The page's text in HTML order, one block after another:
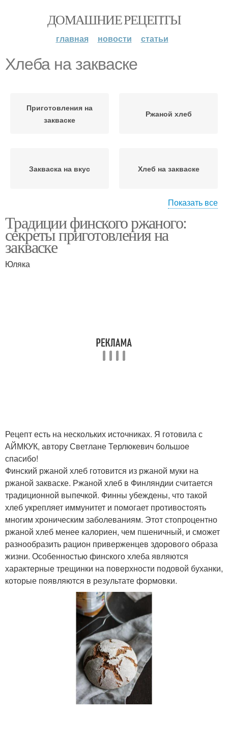
ДОМАШНИЕ РЕЦЕПТЫ
главная новости статьи
Хлеба на закваске
Приготовления на
закваске
Ржаной хлеб
Закваска на вкус Хлеб на закваске
Домашний хлеб Тест для ржаного хлеба
Закваски для
приготовления
Хлеба на ржаной
закваске
Закваска для
приготовления
Закваска для
повторного
использования
Хлеба на пшеничной
закваске
Закваска для здоровья
Закваски вместо
Тмин в хлеб Тмин на закваске
Показать все
Традиции финского ржаного:
секреты приготовления на
закваске
Юляка
Рецепт есть на нескольких источниках. Я готовила с
АЙМКУК, автору Светлане Терлюкевич большое
спасибо!
Финский ржаной хлеб готовится из ржаной муки на
ржаной закваске. Ржаной хлеб в Финляндии считается
традиционной выпечкой. Финны убеждены, что такой
хлеб укрепляет иммунитет и помогает противостоять
многим хроническим заболеваниям. Этот стопроцентно
ржаной хлеб менее калориен, чем пшеничный, и сможет
разнообразить рацион приверженцев здорового образа
жизни. Особенностью финского хлеба являются
характерные трещинки на поверхности подовой буханки,
которые появляются в результате формовки.